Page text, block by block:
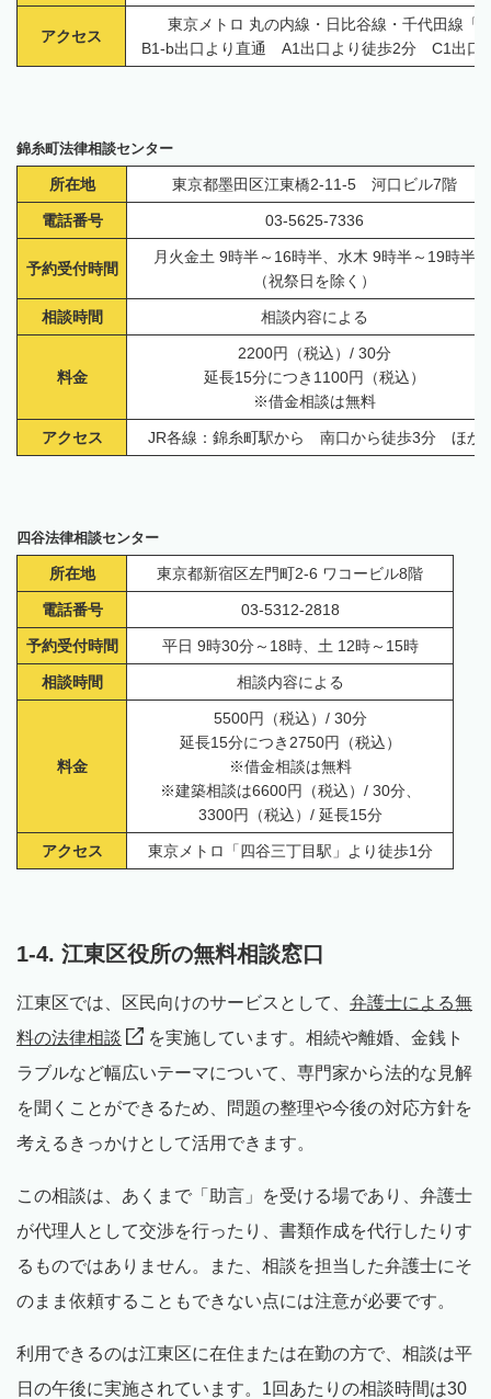
アクセス
東京メトロ 丸の内線・日比谷線・千代田線「
B1-b出口より直通 A1出口より徒歩2分 C1出口
錦糸町法律相談センター
所在地 東京都墨田区江東橋2-11-5 河口ビル7階
電話番号 03-5625-7336
予約受付時間
月火金土 9時半～16時半、水木 9時半～19時半
（祝祭日を除く）
相談時間 相談内容による
料金
2200円（税込）/ 30分
延長15分につき1100円（税込）
※借金相談は無料
アクセス JR各線：錦糸町駅から 南口から徒歩3分 ほか
四谷法律相談センター
所在地 東京都新宿区左門町2-6 ワコービル8階
電話番号 03-5312-2818
予約受付時間 平日 9時30分～18時、土 12時～15時
相談時間 相談内容による
料金
5500円（税込）/ 30分
延長15分につき2750円（税込）
※借金相談は無料
※建築相談は6600円（税込）/ 30分、
3300円（税込）/ 延長15分
アクセス 東京メトロ「四谷三丁目駅」より徒歩1分
1-4. 江東区役所の無料相談窓口
江東区では、区民向けのサービスとして、 弁護士による無
料の法律相談
を実施しています。相続や離婚、金銭ト
ラブルなど幅広いテーマについて、専門家から法的な見解
を聞くことができるため、問題の整理や今後の対応方針を
考えるきっかけとして活用できます。
この相談は、あくまで「助言」を受ける場であり、弁護士
が代理人として交渉を行ったり、書類作成を代行したりす
るものではありません。また、相談を担当した弁護士にそ
のまま依頼することもできない点には注意が必要です。
利用できるのは江東区に在住または在勤の方で、相談は平
日の午後に実施されています。1回あたりの相談時間は30